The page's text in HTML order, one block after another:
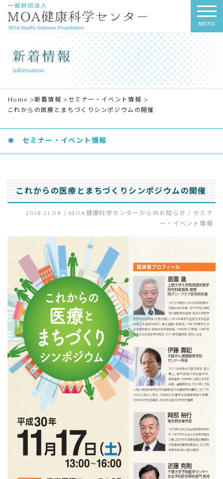
MENU
Home >新着情報 > セミナー・イベント情報 >
これからの医療とまちづくりシンポジウムの開催
セミナー・イベント情報
これからの医療とまちづくりシンポジウムの開催
2018.11.08 / MOA健康科学センターからのお知らせ / セミナ
ー・イベント情報